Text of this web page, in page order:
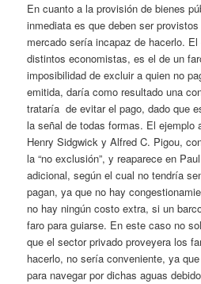
En cuanto a la provisión de bienes
inmediata es que deben ser
mercado sería incapaz de hacerlo.
distintos economistas, es el de un
imposibilidad de excluir a quien no
emitida, daría como resultado una
trataría de evitar el pago, dado que
la señal de todas formas. El ejemplo
Henry Sidgwick y Alfred C. Pigou,
la “no exclusión”, y reaparece en
adicional, según el cual no tendría
pagan, ya que no hay
no hay ningún costo extra, si un
faro para guiarse. En este caso no
que el sector privado proveyera los
hacerlo, no sería conveniente, ya
para navegar por dichas aguas